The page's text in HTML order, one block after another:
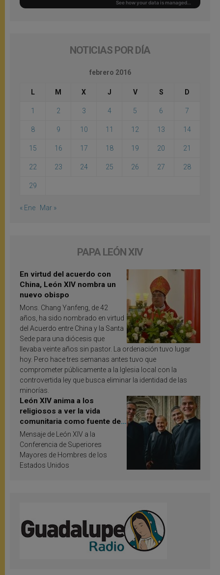
NOTICIAS POR DÍA
febrero 2016
L M X J V S D
1 2 3 4 5 6 7
8 9 10 11 12 13 14
15 16 17 18 19 20 21
22 23 24 25 26 27 28
29
« Ene Mar »
PAPA LEÓN XIV
En virtud del acuerdo con
China, León XIV nombra un
nuevo obispo
Mons. Chang Yanfeng, de 42
años, ha sido nombrado en virtud
del Acuerdo entre China y la Santa
Sede para una diócesis que
llevaba veinte años sin pastor. La ordenación tuvo lugar
hoy. Pero hace tres semanas antes tuvo que
comprometer públicamente a la Iglesia local con la
controvertida ley que busca eliminar la identidad de las
minorías.
León XIV anima a los
religiosos a ver la vida
comunitaria como fuente de
inspiración y santificación
Mensaje de León XIV a la
Conferencia de Superiores
Mayores de Hombres de los
Estados Unidos